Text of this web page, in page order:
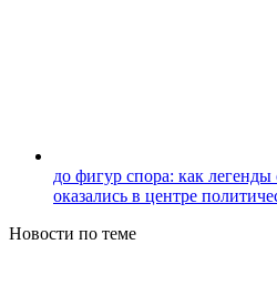
до фигур спора: как легенды
оказались в центре
Новости по теме